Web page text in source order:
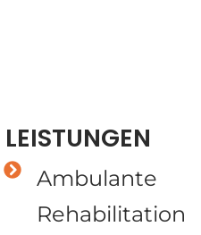
LEISTUNGEN
Ambulante
Rehabilitation